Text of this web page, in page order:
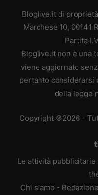
Bloglive.it di
Marchese 10, 00141
Partita
Bloglive.it non è una
viene aggiornato
pertanto considerarsi
della legge
Copyright ©2026 -
Le attività
Chi siamo - Redazione